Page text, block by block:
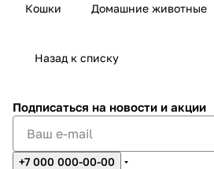
Кошки Домашние животные
Назад к списку
Подписаться на новости и акции
+7 000 000-00-00